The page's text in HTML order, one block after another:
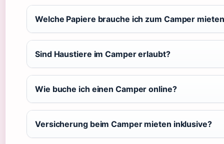
Welche Papiere brauche ich zum Camper
Sind Haustiere im Camper erlaubt?
Wie buche ich einen Camper online?
Versicherung beim Camper mieten inklusive?